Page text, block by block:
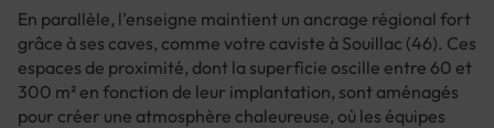
En parallèle, l’enseigne maintient un ancrage régional fort
grâce à ses caves, comme votre caviste à Souillac (46). Ces
espaces de proximité, dont la superficie oscille entre 60 et
300 m² en fonction de leur implantation, sont aménagés
pour créer une atmosphère chaleureuse, où les équipes